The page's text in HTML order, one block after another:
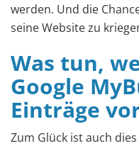
werden. Und die
seine Website zu
Was tun,
Google
Einträge
Zum Glück ist auch